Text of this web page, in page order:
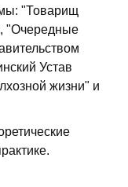
"Товарищ
"Очередные
Устав
жизни" и